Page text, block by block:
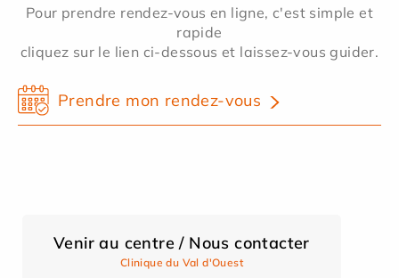
Pour prendre rendez-vous en ligne, c'est simple et
rapide
cliquez sur le lien ci-dessous et laissez-vous guider.
Prendre mon rendez-vous
Venir au centre / Nous contacter
Clinique du Val d'Ouest